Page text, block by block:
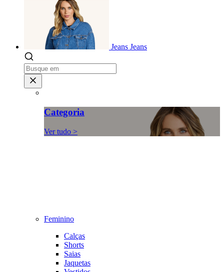
Jeans Jeans
Categoria
Ver tudo >
Feminino
Calças
Shorts
Saias
Jaquetas